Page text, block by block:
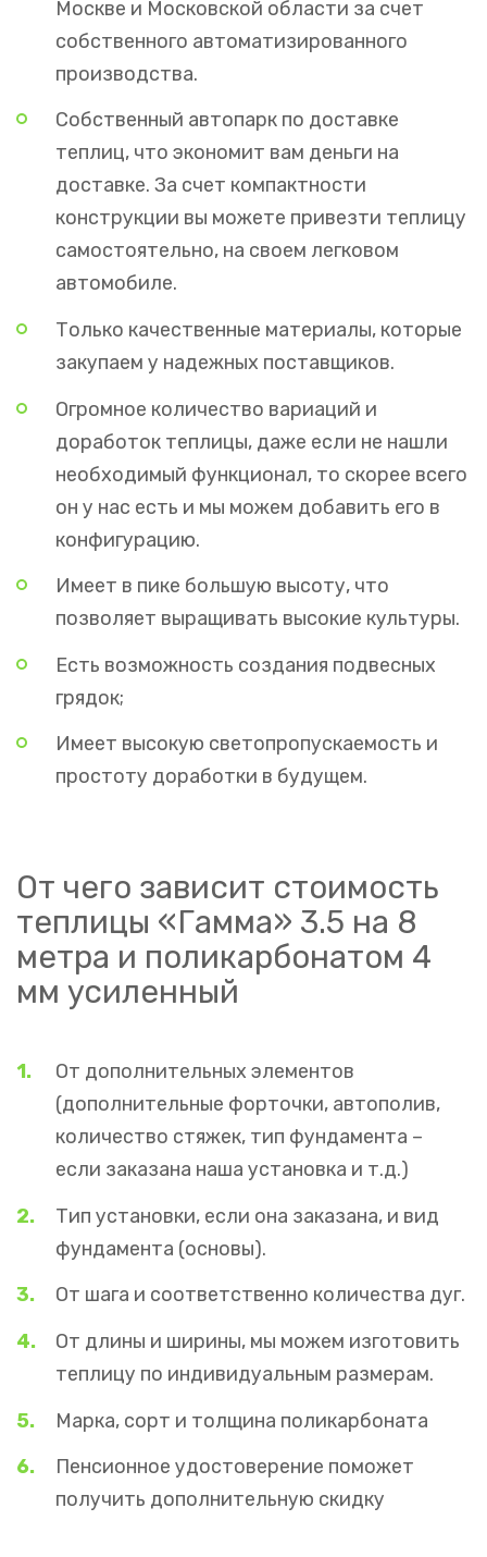
Москве и Московской области за счет
собственного автоматизированного
производства.
Собственный автопарк по доставке
теплиц, что экономит вам деньги на
доставке. За счет компактности
конструкции вы можете привезти теплицу
самостоятельно, на своем легковом
автомобиле.
Только качественные материалы, которые
закупаем у надежных поставщиков.
Огромное количество вариаций и
доработок теплицы, даже если не нашли
необходимый функционал, то скорее всего
он у нас есть и мы можем добавить его в
конфигурацию.
Имеет в пике большую высоту, что
позволяет выращивать высокие культуры.
Есть возможность создания подвесных
грядок;
Имеет высокую светопропускаемость и
простоту доработки в будущем.
От чего зависит стоимость
теплицы «Гамма» 3.5 на 8
метра и поликарбонатом 4
мм усиленный
От дополнительных элементов
(дополнительные форточки, автополив,
количество стяжек, тип фундамента –
если заказана наша установка и т.д.)
Тип установки, если она заказана, и вид
фундамента (основы).
От шага и соответственно количества дуг.
От длины и ширины, мы можем изготовить
теплицу по индивидуальным размерам.
Марка, сорт и толщина поликарбоната
Пенсионное удостоверение поможет
получить дополнительную скидку